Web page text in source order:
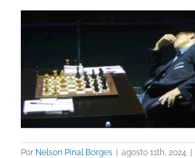
Por Nelson Pinal Borges | agosto 11th, 2024 |